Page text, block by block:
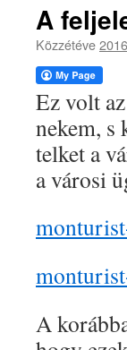
A
Közzétéve
Ez volt
nekem, s
telket a
a városi
A